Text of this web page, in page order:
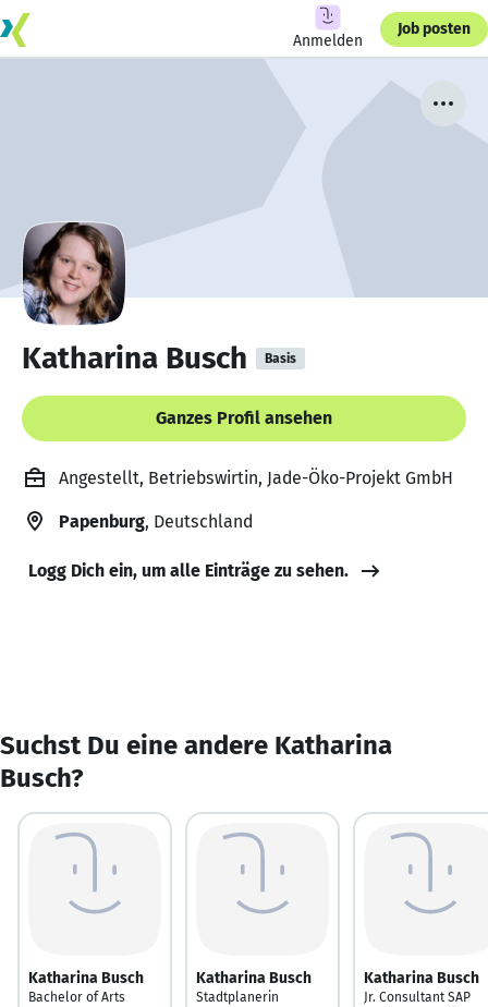
Anmelden
Job posten
Katharina Busch Basis
Ganzes Profil ansehen
Angestellt, Betriebswirtin, Jade-Öko-Projekt GmbH
Papenburg, Deutschland
Logg Dich ein, um alle Einträge zu sehen.
Suchst Du eine andere Katharina
Busch?
Katharina Busch
Bachelor of Arts
Katharina Busch
Stadtplanerin
Katharina Busch
Jr. Consultant SAP